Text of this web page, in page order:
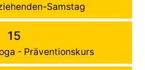
Samstag
15
- Präventionskurs